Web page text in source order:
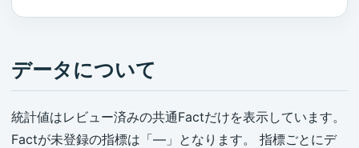
データについて
統計値はレビュー済みの共通Factだけを表示しています。
Factが未登録の指標は「—」となります。 指標ごとにデ